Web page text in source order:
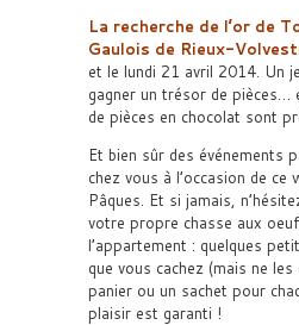
La recherche de l’or de
Gaulois de Rieux-
et le lundi 21 avril 2014. Un
gagner un trésor de pièces…
de pièces en chocolat sont
Et bien sûr des événements
chez vous à l’occasion de ce
Pâques. Et si jamais,
votre propre chasse aux
l’appartement : quelques
que vous cachez (mais ne
panier ou un sachet pour
plaisir est garanti !